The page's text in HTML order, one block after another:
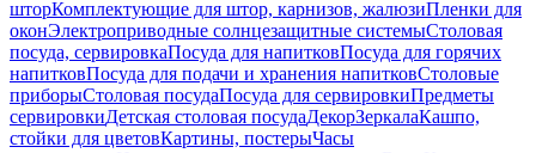
шторКомплектующие для штор, карнизов, жалюзиПленки для
оконЭлектроприводные солнцезащитные системыСтоловая
посуда, сервировкаПосуда для напитковПосуда для горячих
напитковПосуда для подачи и хранения напитковСтоловые
приборыСтоловая посудаПосуда для сервировкиПредметы
сервировкиДетская столовая посудаДекорЗеркалаКашпо,
стойки для цветовКартины, постерыЧасы